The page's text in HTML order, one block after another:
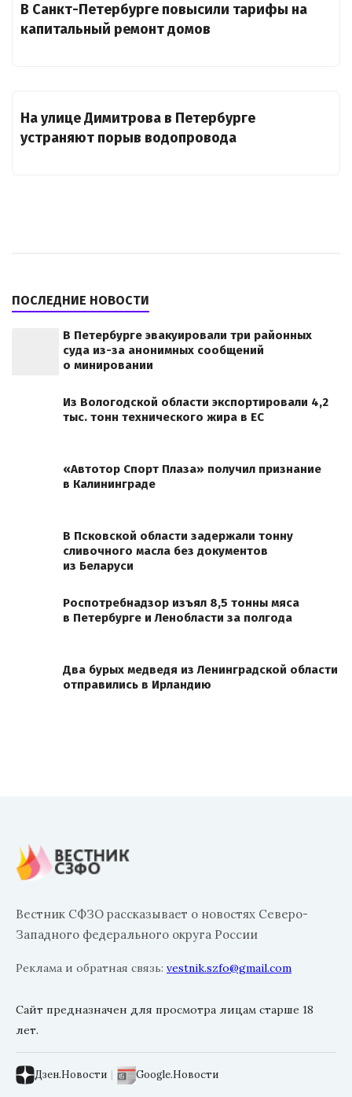
В Санкт-Петербурге повысили тарифы на
капитальный ремонт домов
На улице Димитрова в Петербурге
устраняют порыв водопровода
ПОСЛЕДНИЕ НОВОСТИ
В Петербурге эвакуировали три районных
суда из-за анонимных сообщений
о минировании
Из Вологодской области экспортировали 4,2
тыс. тонн технического жира в ЕС
«Автотор Спорт Плаза» получил признание
в Калининграде
В Псковской области задержали тонну
сливочного масла без документов
из Беларуси
Роспотребнадзор изъял 8,5 тонны мяса
в Петербурге и Ленобласти за полгода
Два бурых медведя из Ленинградской области
отправились в Ирландию
Вестник СФЗО рассказывает о новостях Северо-
Западного федерального округа России
Реклама и обратная связь: vestnik.szfo@gmail.com
Сайт предназначен для просмотра лицам старше 18
лет.
Дзен.Новости | Google.Новости